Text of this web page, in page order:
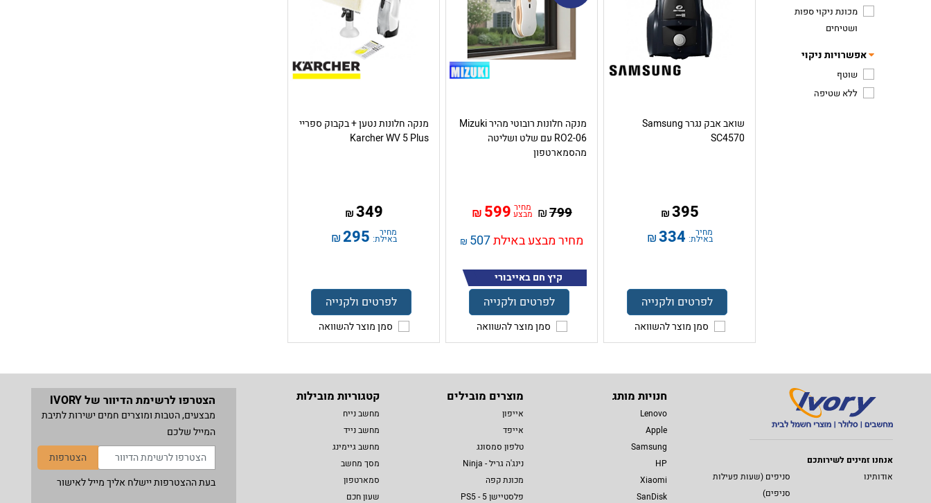
מכונת ניקוי ספות
ושטיחים
אפשרויות ניקוי
שוטף
ללא שטיפה
שואב אבק נגרר Samsung
SC4570
395
₪
מחיר
באילת: 334
₪
לפרטים ולקנייה
סמן מוצר להשוואה
מנקה חלונות רובוטי מהיר Mizuki
RO2-06 עם שלט ושליטה
מהסמארטפון
799
₪ מחיר
מבצע 599
₪
מחיר מבצע באילת507
₪
קיץ חם באייבורי
לפרטים ולקנייה
סמן מוצר להשוואה
מנקה חלונות נטען + בקבוק ספריי
Karcher WV 5 Plus
349
₪
מחיר
באילת: 295
₪
לפרטים ולקנייה
סמן מוצר להשוואה
אנחנו זמינים לשירותכם
אודותינו
סניפים (שעות פעילות
סניפים)
חנויות מותג
Lenovo
Apple
Samsung
HP
Xiaomi
SanDisk
מוצרים מובילים
אייפון
אייפד
טלפון סמסונג
נינג'ה גריל - Ninja
מכונת קפה
פלסטיישן 5 - PS5
קטגוריות מובילות
מחשב נייח
מחשב נייד
מחשב גיימינג
מסך מחשב
סמארטפון
שעון חכם
הצטרפו לרשימת הדיוור של IVORY
מבצעים, הטבות ומוצרים חמים ישירות לתיבת
המייל שלכם
הצטרפות
בעת ההצטרפות יישלח אליך מייל לאישור